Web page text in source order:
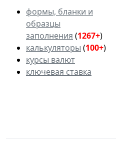
формы, бланки и
образцы
заполнения (1267+)
калькуляторы (100+)
курсы валют
ключевая ставка